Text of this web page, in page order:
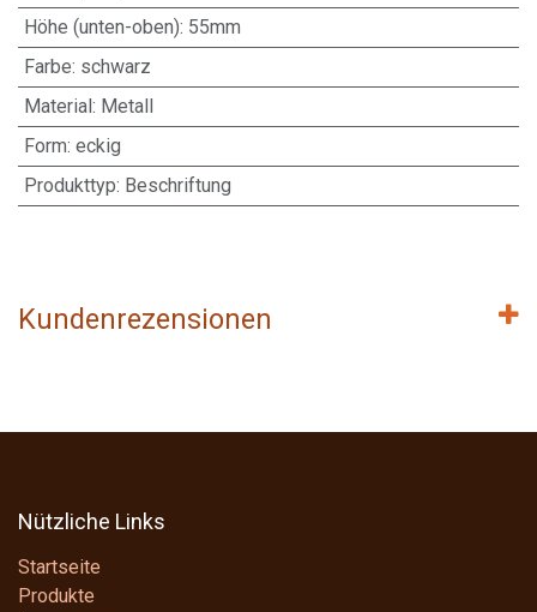
Höhe (unten-oben): 55mm
Farbe: schwarz
Material: Metall
Form: eckig
Produkttyp: Beschriftung
Kundenrezensionen
Nützliche Links
Startseite
Produkte